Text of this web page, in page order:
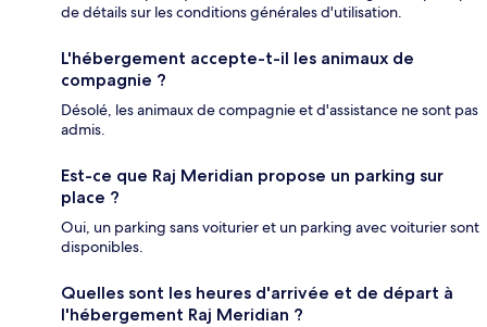
de détails sur les conditions générales d'utilisation.
L'hébergement accepte-t-il les animaux de
compagnie ?
Désolé, les animaux de compagnie et d'assistance ne sont pas
admis.
Est-ce que Raj Meridian propose un parking sur
place ?
Oui, un parking sans voiturier et un parking avec voiturier sont
disponibles.
Quelles sont les heures d'arrivée et de départ à
l'hébergement Raj Meridian ?